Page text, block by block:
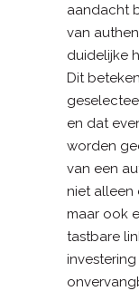
aandacht
van
duidelijke
Dit
en dat
worden
van een
niet alleen
maar ook
tastbare
investering